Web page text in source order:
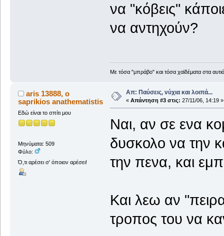
να "κόβεις"
να αντηχούν?
Με τόσα "μπράβο" και τόσα χαϊδέματα στα
aris 13888, ο
saprikios anathematistis
Εδώ είναι το σπίτι μου
Μηνύματα: 509
Φύλο:
Ό,τι αρέσει σ' όποιον αρέσει!
Απ: Παύσεις, νύχια και λοιπά...
« Απάντηση #3 στις: 27/11/06, 14:19 »
Nαι, αν σε ενα
δυσκολο να την
την πενα, και
Και λεω αν
τροπος του να